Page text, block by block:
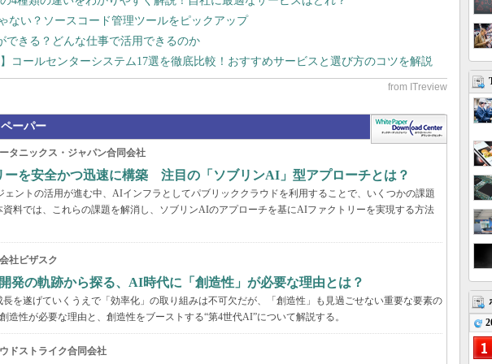
ない？ソースコード管理ツールをピックアップ
できる？どんな仕事で活用できるのか
】コールセンターシステム17選を徹底比較！おすすめサービスと選び方のコツを解説
ーパー
タニックス・ジャパン合同会社
ーを安全かつ迅速に構築 注目の「ソブリンAI」型アプローチとは？
ントの活用が進む中、AIインフラとしてパブリッククラウドを利用することで、いくつかの課題
資料では、これらの課題を解消し、ソブリンAIのアプローチを基にAIファクトリーを実現する方法
社ビザスク
発の軌跡から探る、AI時代に「創造性」が必要な理由とは？
を遂げていくうえで「効率化」の取り組みは不可欠だが、「創造性」も見過ごせない重要な要素の
造性が必要な理由と、創造性をブーストする“第4世代AI”について解説する。
ドストライク合同会社